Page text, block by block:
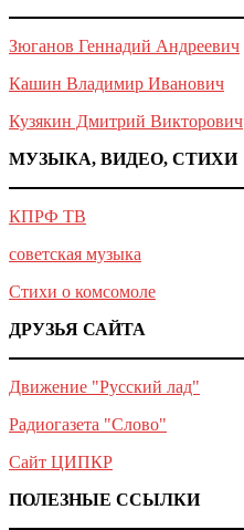
Зюганов Геннадий Андреевич
Кашин Владимир Иванович
Кузякин Дмитрий Викторович
МУЗЫКА, ВИДЕО, СТИХИ
КПРФ ТВ
советская музыка
Стихи о комсомоле
ДРУЗЬЯ САЙТА
Движение "Русский лад"
Радиогазета "Слово"
Сайт ЦИПКР
ПОЛЕЗНЫЕ ССЫЛКИ